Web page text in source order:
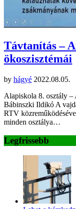
Távtanítás –
ökoszisztémái
by hágyé 2022.08.05.
Alapiskola 8. osztály –
Bábinszki Ildikó A
RTV
minden osztálya…
Legfrissebb